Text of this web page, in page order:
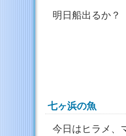
明日船出るか？
七ヶ浜の魚
今日はヒラメ、